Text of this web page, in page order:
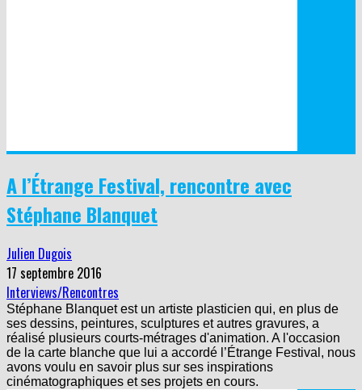
A l’Étrange Festival, rencontre avec
Stéphane Blanquet
Julien Dugois
17 septembre 2016
Interviews/Rencontres
Stéphane Blanquet est un artiste plasticien qui, en plus de
ses dessins, peintures, sculptures et autres gravures, a
réalisé plusieurs courts-métrages d'animation. A l'occasion
de la carte blanche que lui a accordé l’Étrange Festival, nous
avons voulu en savoir plus sur ses inspirations
cinématographiques et ses projets en cours.